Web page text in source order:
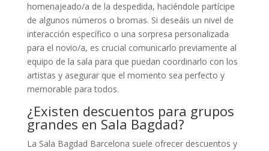
homenajeado/a de la despedida, haciéndole partícipe
de algunos números o bromas. Si deseáis un nivel de
interacción específico o una sorpresa personalizada
para el novio/a, es crucial comunicarlo previamente al
equipo de la sala para que puedan coordinarlo con los
artistas y asegurar que el momento sea perfecto y
memorable para todos.
¿Existen descuentos para grupos
grandes en Sala Bagdad?
La Sala Bagdad Barcelona suele ofrecer descuentos y